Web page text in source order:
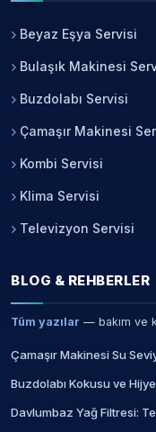
Beyaz Eşya Servisi
Bulaşık Makinesi
Buzdolabı Servisi
Çamaşır Makinesi
Kombi Servisi
Klima Servisi
Televizyon Servisi
BLOG & REHBERLER
Tüm yazılar — bakım ve
Çamaşır Makinesi Su
Buzdolabı Kokusu ve
Davlumbaz Yağ Filtresi: